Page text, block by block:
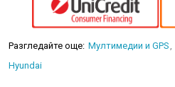
Разгледайте още: Мултимедии и GPS
Hyundai